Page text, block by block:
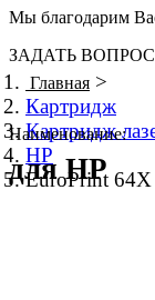
Мы благодарим
ЗАДАТЬ ВОПРОС
Главная >
Картридж
Картридж
HP
EuroPrint
Наименование:
для HP